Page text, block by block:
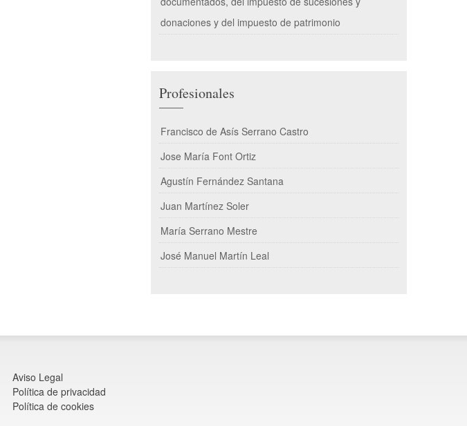
donaciones y del impuesto de patrimonio
Profesionales
Francisco de Asís Serrano Castro
Jose María Font Ortiz
Agustín Fernández Santana
Juan Martínez Soler
María Serrano Mestre
José Manuel Martín Leal
Aviso Legal
Política de privacidad
Política de cookies